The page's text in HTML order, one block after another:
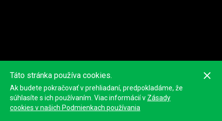
Táto stránka používa cookies.
Ak budete pokračovať v prehliadaní, predpokladáme, že
súhlasíte s ich používaním. Viac informácií v Zásady
cookies v našich Podmienkach používania